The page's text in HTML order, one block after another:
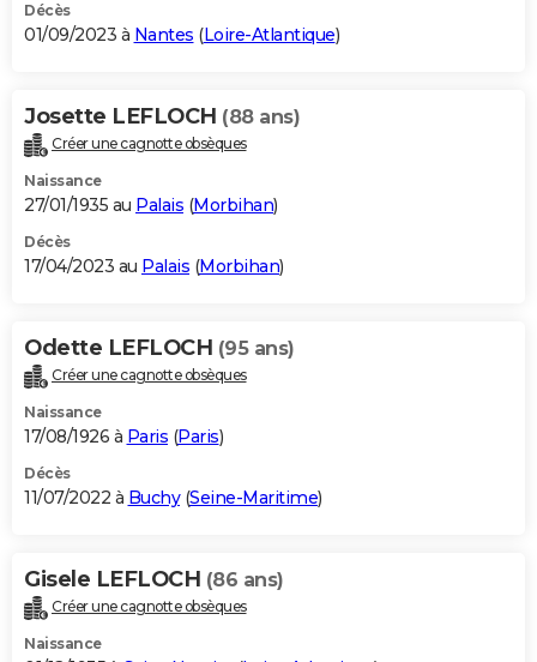
Décès
01/09/2023 à Nantes (Loire-Atlantique)
Josette LEFLOCH (88 ans)
Créer une cagnotte obsèques
Naissance
27/01/1935 au Palais (Morbihan)
Décès
17/04/2023 au Palais (Morbihan)
Odette LEFLOCH (95 ans)
Créer une cagnotte obsèques
Naissance
17/08/1926 à Paris (Paris)
Décès
11/07/2022 à Buchy(Seine-Maritime)
Gisele LEFLOCH (86 ans)
Créer une cagnotte obsèques
Naissance